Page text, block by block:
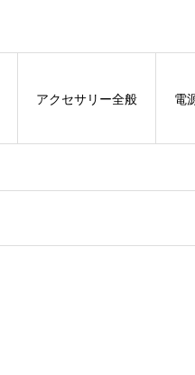
アクセサリー全般 電